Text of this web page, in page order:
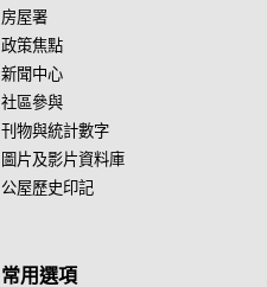
房屋署
政策焦點
新聞中心
社區參與
刊物與統計數字
圖片及影片資料庫
公屋歷史印記
常用選項